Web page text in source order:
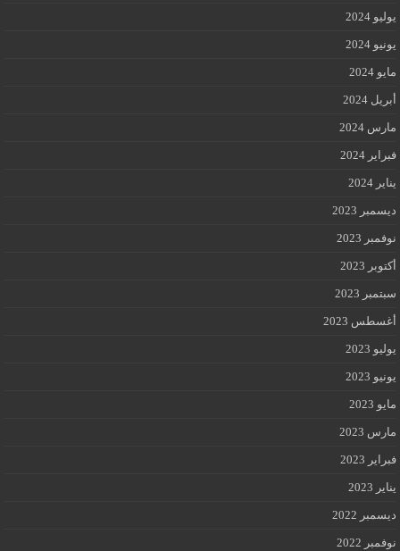
يوليو 2024
يونيو 2024
مايو 2024
أبريل 2024
مارس 2024
فبراير 2024
يناير 2024
ديسمبر 2023
نوفمبر 2023
أكتوبر 2023
سبتمبر 2023
أغسطس 2023
يوليو 2023
يونيو 2023
مايو 2023
مارس 2023
فبراير 2023
يناير 2023
ديسمبر 2022
نوفمبر 2022